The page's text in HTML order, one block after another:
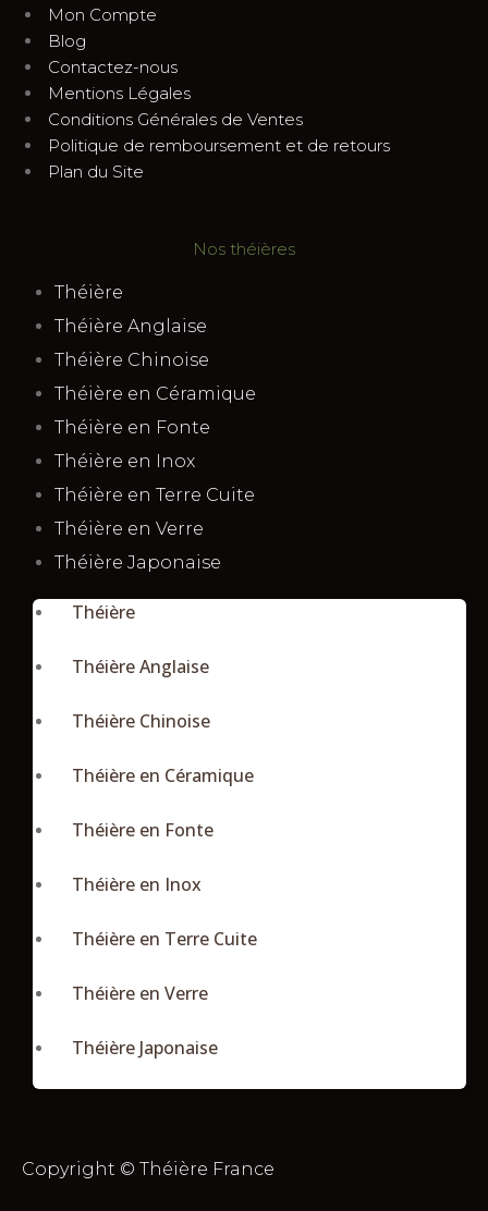
Mon Compte
Blog
Contactez-nous
Mentions Légales
Conditions Générales de Ventes
Politique de remboursement et de retours
Plan du Site
Nos théières
Théière
Théière Anglaise
Théière Chinoise
Théière en Céramique
Théière en Fonte
Théière en Inox
Théière en Terre Cuite
Théière en Verre
Théière Japonaise
Théière
Théière Anglaise
Théière Chinoise
Théière en Céramique
Théière en Fonte
Théière en Inox
Théière en Terre Cuite
Théière en Verre
Théière Japonaise
Copyright © Théière France